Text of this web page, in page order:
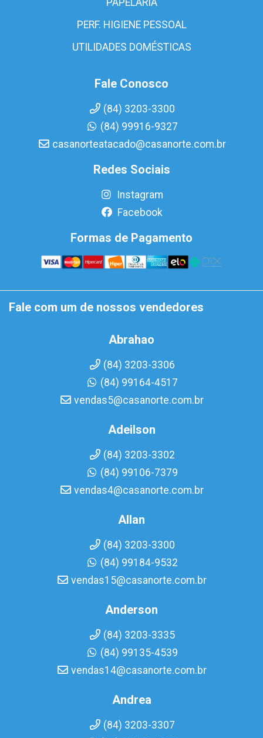
PAPELARIA
PERF. HIGIENE PESSOAL
UTILIDADES DOMÉSTICAS
Fale Conosco
(84) 3203-3300
(84) 99916-9327
casanorteatacado@casanorte.com.br
Redes Sociais
Instagram
Facebook
Formas de Pagamento
Fale com um de nossos vendedores
Abrahao
(84) 3203-3306
(84) 99164-4517
vendas5@casanorte.com.br
Adeilson
(84) 3203-3302
(84) 99106-7379
vendas4@casanorte.com.br
Allan
(84) 3203-3300
(84) 99184-9532
vendas15@casanorte.com.br
Anderson
(84) 3203-3335
(84) 99135-4539
vendas14@casanorte.com.br
Andrea
(84) 3203-3307